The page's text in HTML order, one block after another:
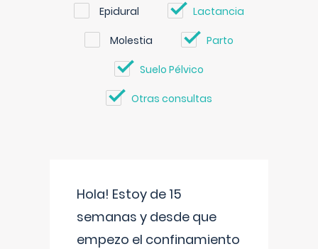
Epidural Lactancia
Molestia Parto
Suelo Pélvico
Otras consultas
Hola! Estoy de 15
semanas y desde que
empezo el confinamiento